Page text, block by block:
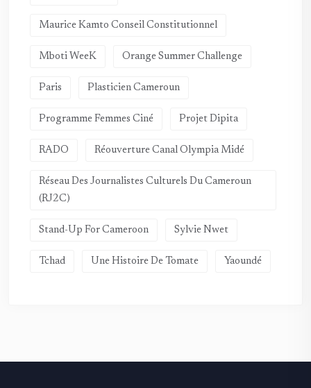
Maurice Kamto Conseil Constitutionnel
Mboti WeeK Orange Summer Challenge
Paris Plasticien Cameroun
Programme Femmes Ciné Projet Dipita
RADO Réouverture Canal Olympia Midé
Réseau Des Journalistes Culturels Du Cameroun
(RJ2C)
Stand-Up For Cameroon Sylvie Nwet
Tchad Une Histoire De Tomate Yaoundé